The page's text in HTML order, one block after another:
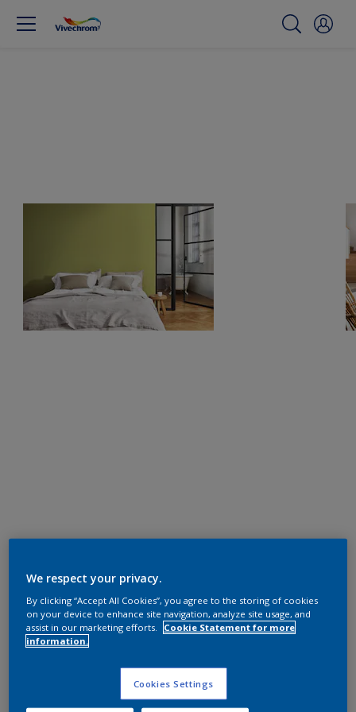
We respect your privacy.
By clicking “Accept All Cookies”, you agree to the storing of cookies
on your device to enhance site navigation, analyze site usage, and
assist in our marketing efforts.
Cookie Statement for more
information.
Cookies Settings